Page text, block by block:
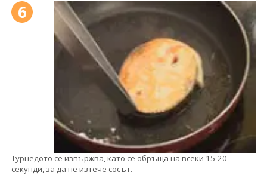
6
Турнедото се изпържва, като се обръща на всеки 15-20
секунди, за да не изтече сосът.